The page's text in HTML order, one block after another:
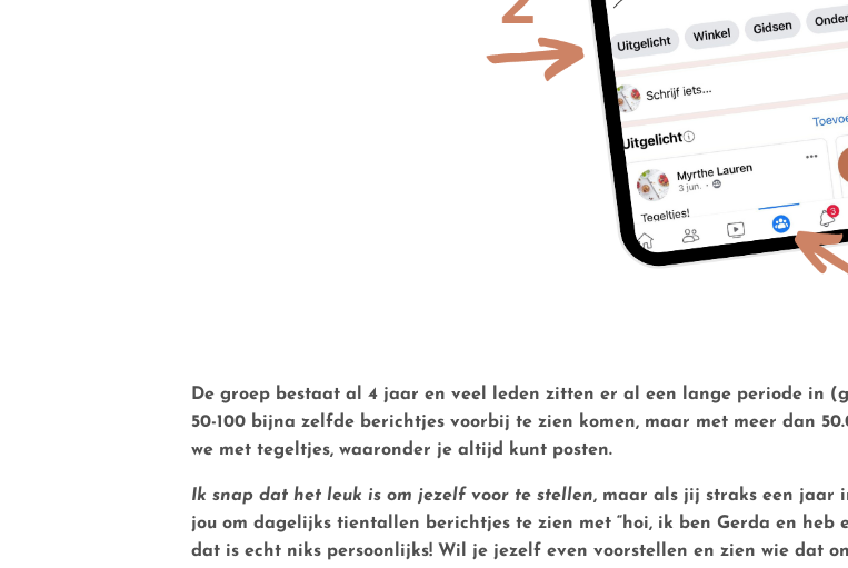
De groep bestaat al 4 jaar en veel leden zitten er al een lange periode in
50-100 bijna zelfde berichtjes voorbij te zien komen, maar met meer dan
we met tegeltjes, waaronder je altijd kunt posten.
Ik snap dat het leuk is om jezelf voor te stellen, maar als jij straks een jaar
jou om dagelijks tientallen berichtjes te zien met “hoi, ik ben Gerda en heb
dat is echt niks persoonlijks! Wil je jezelf even voorstellen en zien wie dat